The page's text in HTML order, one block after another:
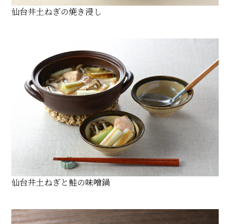
仙台井土ねぎの焼き浸し
仙台井土ねぎと鮭の味噌鍋